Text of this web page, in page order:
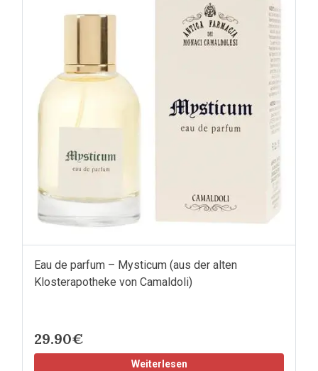
Eau de parfum – Mysticum (aus der alten
Klosterapotheke von Camaldoli)
29.90€
Weiterlesen